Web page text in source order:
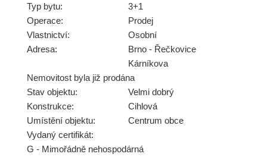
Typ bytu:
3+1
Operace:
Prodej
Vlastnictví:
Osobní
Adresa:
Brno - Řečkovice
Kárníkova
Nemovitost byla již prodána
Stav objektu:
Velmi dobrý
Konstrukce:
Cihlová
Umístění objektu:
Centrum obce
Vydaný certifikát:
G - Mimořádně nehospodárná